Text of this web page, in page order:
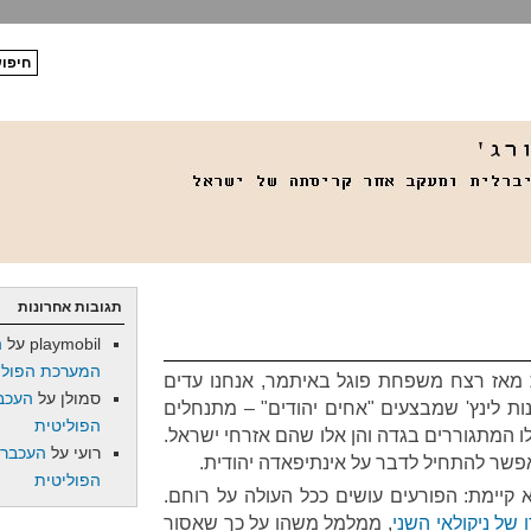
מאז רצח משפחת פוגל באיתמר, אנחנו עדים
לינץ' שמבצעים "אחים יהודים" – מתנחלים
המתגוררים בגדה והן אלו שהם אזרחי ישראל.
להתחיל לדבר על אינתיפאדה יהודית.
הפורעים עושים ככל העולה על רוחם.
של ניקולאי השני, ממלמל משהו על כך שאסור
תגובות אחרונות
playmobil על
המערכת
סמולן על
הפוליטית
רועי על
הפוליטית